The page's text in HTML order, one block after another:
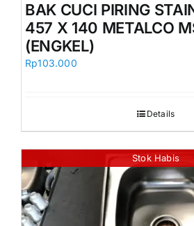
BAK CUCI PIRING
457 X 140 METALCO
(ENGKEL)
Rp103.000
Details
Stok Habis